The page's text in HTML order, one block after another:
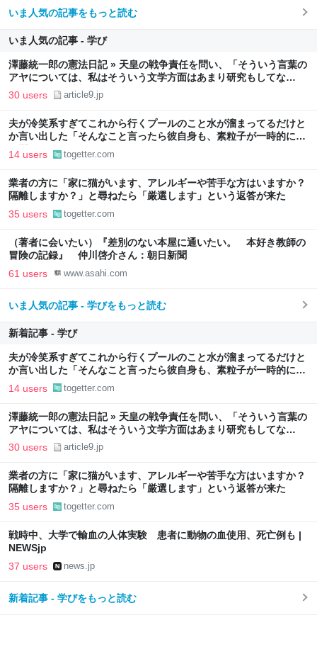
いま人気の記事をもっと読む
いま人気の記事 - 学び
澤藤統一郎の憲法日記 » 天皇の戦争責任を問い、「そういう言葉の
アヤについては、私はそういう文学方面はあまり研究もしてな
い…」との「迷答」を引き出した記者の来歴
30 users article9.jp
夫が冷笑系すぎてこれから行くプールのこと水が溜まってるだけと
か言い出した「そんなこと言ったら彼自身も、素粒子が一時的に人
の形にまとまってるだけじゃん」
14 users togetter.com
業者の方に「家に猫がいます、アレルギーや苦手な方はいますか？
隔離しますか？」と尋ねたら「厳選します」という返答が来た
35 users togetter.com
（著者に会いたい）『差別のない本屋に通いたい。 本好き教師の
冒険の記録』 仲川啓介さん：朝日新聞
61 users www.asahi.com
いま人気の記事 - 学びをもっと読む
新着記事 - 学び
夫が冷笑系すぎてこれから行くプールのこと水が溜まってるだけと
か言い出した「そんなこと言ったら彼自身も、素粒子が一時的に人
の形にまとまってるだけじゃん」
14 users togetter.com
澤藤統一郎の憲法日記 » 天皇の戦争責任を問い、「そういう言葉の
アヤについては、私はそういう文学方面はあまり研究もしてな
い…」との「迷答」を引き出した記者の来歴
30 users article9.jp
業者の方に「家に猫がいます、アレルギーや苦手な方はいますか？
隔離しますか？」と尋ねたら「厳選します」という返答が来た
35 users togetter.com
戦時中、大学で輸血の人体実験 患者に動物の血使用、死亡例も |
NEWSjp
37 users news.jp
新着記事 - 学びをもっと読む